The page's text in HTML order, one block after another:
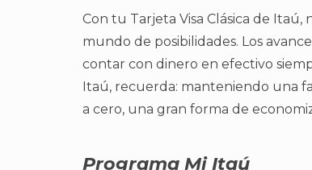
Con tu Tarjeta Visa Clásica de
mundo de posibilidades. Los
contar con dinero en efectivo
Itaú, recuerda: manteniendo una
a cero, una gran forma de
Programa Mi Itaú